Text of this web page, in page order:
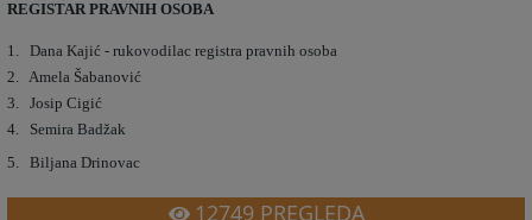
REGISTAR PRAVNIH OSOBA
1. Dana Kajić - rukovodilac registra pravnih osoba
2. Amela Šabanović
3. Josip Cigić
4. Semira Badžak
5. Biljana Drinovac
12749PREGLEDA